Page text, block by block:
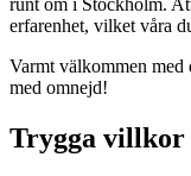
erfarenhet, vilket våra
Varmt välkommen
med omnejd!
Trygga villkor